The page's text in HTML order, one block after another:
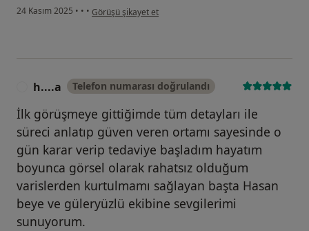
24 Kasım 2025 • • • kullanıcının görüşüne göre g...
Görüşü şikayet et
h....a Telefon numarası doğrulandı
İlk görüşmeye gittiğimde tüm detayları ile
süreci anlatıp güven veren ortamı sayesinde o
gün karar verip tedaviye başladım hayatım
boyunca görsel olarak rahatsız olduğum
varislerden kurtulmamı sağlayan başta Hasan
beye ve güleryüzlü ekibine sevgilerimi
sunuyorum.